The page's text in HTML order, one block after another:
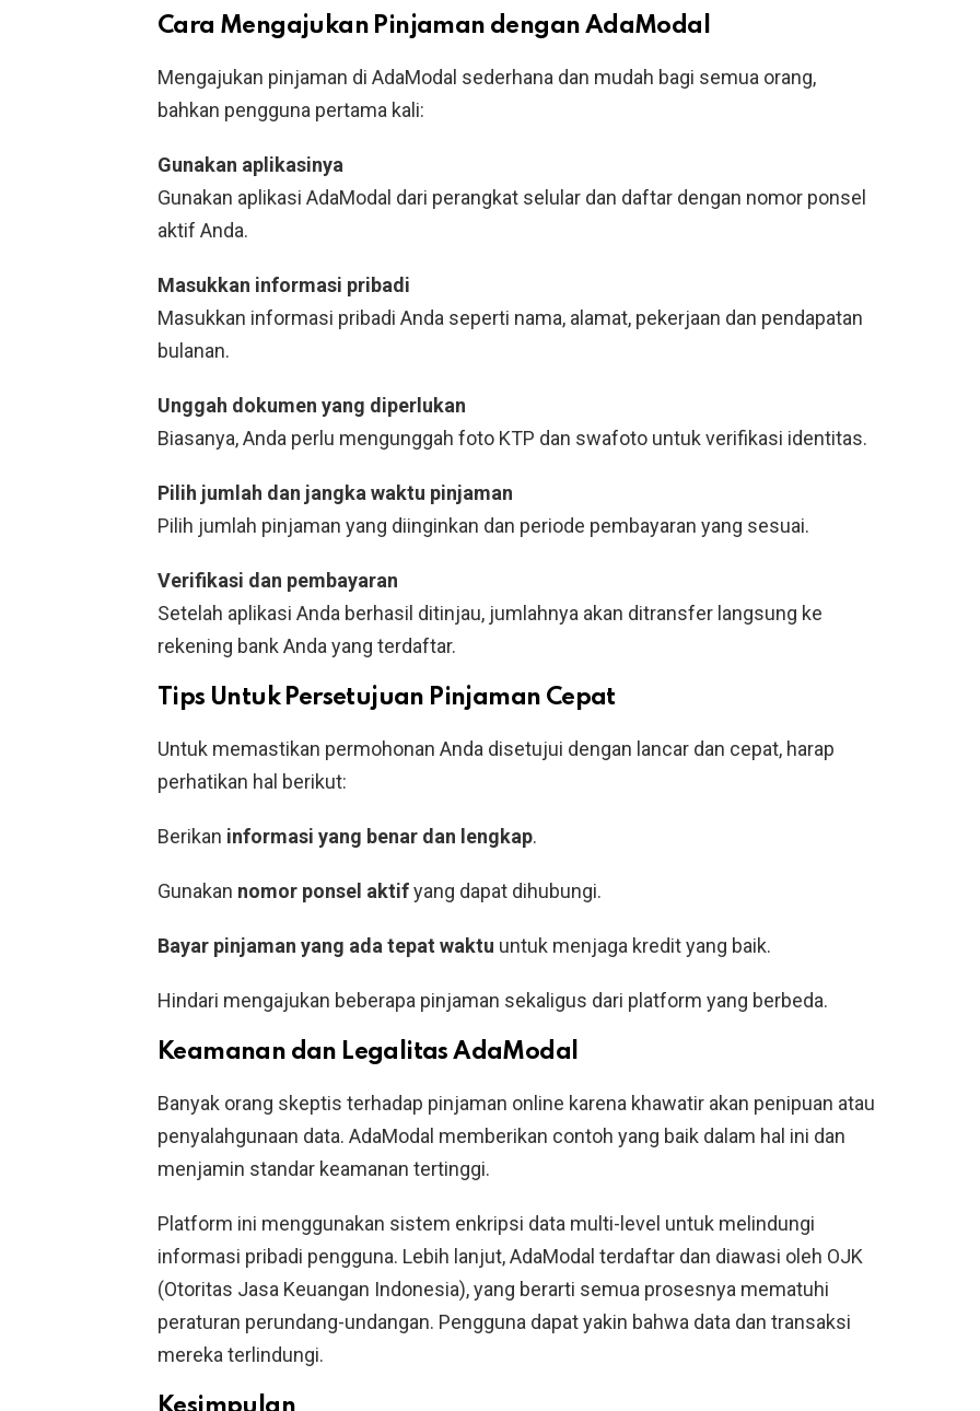
Cara Mengajukan Pinjaman dengan AdaModal
Mengajukan pinjaman di AdaModal sederhana dan mudah bagi semua orang,
bahkan pengguna pertama kali:
Gunakan aplikasinya
Gunakan aplikasi AdaModal dari perangkat selular dan daftar dengan nomor ponsel
aktif Anda.
Masukkan informasi pribadi
Masukkan informasi pribadi Anda seperti nama, alamat, pekerjaan dan pendapatan
bulanan.
Unggah dokumen yang diperlukan
Biasanya, Anda perlu mengunggah foto KTP dan swafoto untuk verifikasi identitas.
Pilih jumlah dan jangka waktu pinjaman
Pilih jumlah pinjaman yang diinginkan dan periode pembayaran yang sesuai.
Verifikasi dan pembayaran
Setelah aplikasi Anda berhasil ditinjau, jumlahnya akan ditransfer langsung ke
rekening bank Anda yang terdaftar.
Tips Untuk Persetujuan Pinjaman Cepat
Untuk memastikan permohonan Anda disetujui dengan lancar dan cepat, harap
perhatikan hal berikut:
Berikan informasi yang benar dan lengkap.
Gunakan nomor ponsel aktifyang dapat dihubungi.
Bayar pinjaman yang ada tepat waktu untuk menjaga kredit yang baik.
Hindari mengajukan beberapa pinjaman sekaligus dari platform yang berbeda.
Keamanan dan Legalitas AdaModal
Banyak orang skeptis terhadap pinjaman online karena khawatir akan penipuan atau
penyalahgunaan data. AdaModal memberikan contoh yang baik dalam hal ini dan
menjamin standar keamanan tertinggi.
Platform ini menggunakan sistem enkripsi data multi-level untuk melindungi
informasi pribadi pengguna. Lebih lanjut, AdaModal terdaftar dan diawasi oleh OJK
(Otoritas Jasa Keuangan Indonesia), yang berarti semua prosesnya mematuhi
peraturan perundang-undangan. Pengguna dapat yakin bahwa data dan transaksi
mereka terlindungi.